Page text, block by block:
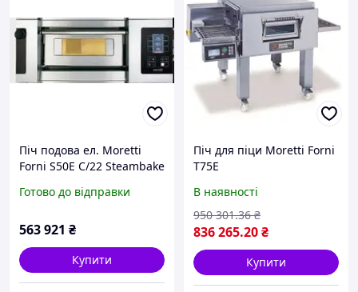
Піч подова ел. Moretti
Forni S50E C/22 Steambake
Готово до відправки
563 921 ₴
Купити
Піч для піци Moretti Forni
T75E
В наявності
836 265.20₴
950 301.36 ₴
Купити